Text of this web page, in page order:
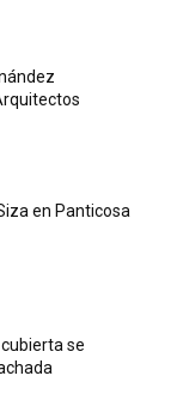
en Panticosa
se